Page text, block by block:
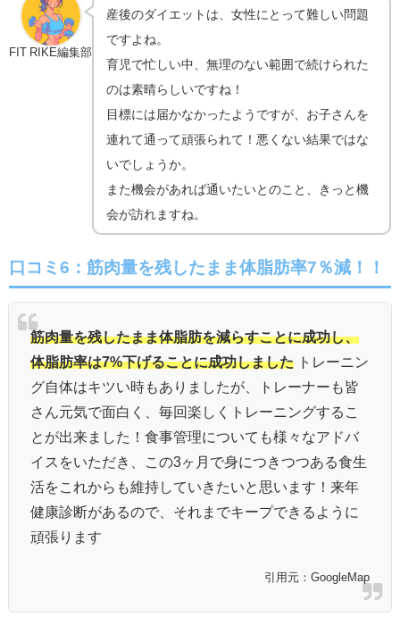
FIT RIKE編集部
産後のダイエットは、女性にとって難しい問題
ですよね。
育児で忙しい中、無理のない範囲で続けられた
のは素晴らしいですね！
目標には届かなかったようですが、お子さんを
連れて通って頑張られて！悪くない結果ではな
いでしょうか。
また機会があれば通いたいとのこと、きっと機
会が訪れますね。
口コミ6：筋肉量を残したまま体脂肪率7％減！！
筋肉量を残したまま体脂肪を減らすことに成功し、
体脂肪率は7%下げることに成功しました トレーニン
グ自体はキツい時もありましたが、トレーナーも皆
さん元気で面白く、毎回楽しくトレーニングするこ
とが出来ました！食事管理についても様々なアドバ
イスをいただき、この3ヶ月で身につきつつある食生
活をこれからも維持していきたいと思います！来年
健康診断があるので、それまでキープできるように
頑張ります
引用元：GoogleMap